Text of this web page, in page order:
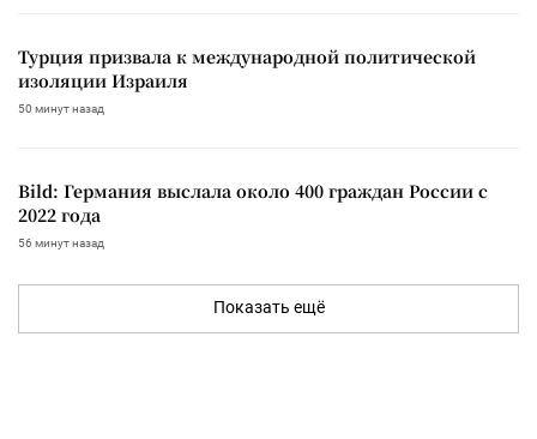
Турция призвала к международной политической
изоляции Израиля
50 минут назад
Bild: Германия выслала около 400 граждан России с
2022 года
56 минут назад
Показать ещё